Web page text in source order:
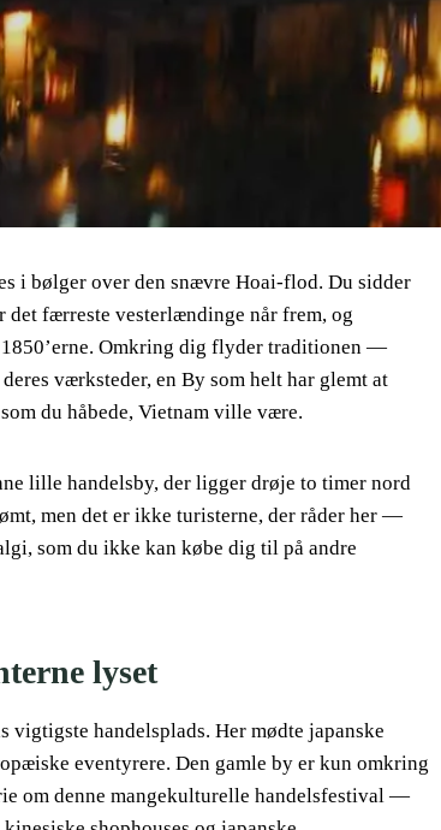
i bølger over den snævre Hoai-flod. Du sidder
det færreste vesterlændinge når frem, og
Omkring dig flyder traditionen —
værksteder, en By som helt har glemt at
du håbede, Vietnam ville være.
lille handelsby, der ligger drøje to timer nord
men det er ikke turisterne, der råder her —
som du ikke kan købe dig til på andre
lyset
vigtigste handelsplads. Her mødte japanske
eventyrere. Den gamle by er kun omkring
om denne mangekulturelle handelsfestival —